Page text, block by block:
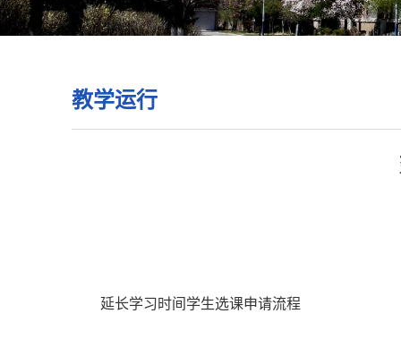
教学运行
延长学习时间学生选课申请流程